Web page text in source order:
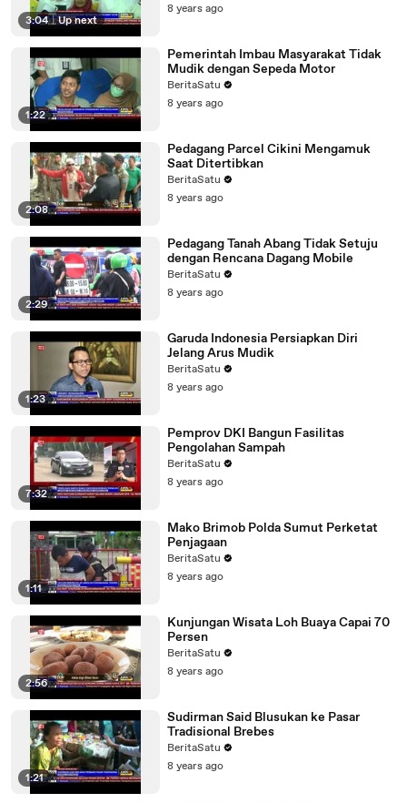
3:04 | Up next
8 years ago
1:22
Pemerintah Imbau Masyarakat Tidak
Mudik dengan Sepeda Motor
BeritaSatu
8 years ago
2:08
Pedagang Parcel Cikini Mengamuk
Saat Ditertibkan
BeritaSatu
8 years ago
2:29
Pedagang Tanah Abang Tidak Setuju
dengan Rencana Dagang Mobile
BeritaSatu
8 years ago
1:23
Garuda Indonesia Persiapkan Diri
Jelang Arus Mudik
BeritaSatu
8 years ago
7:32
Pemprov DKI Bangun Fasilitas
Pengolahan Sampah
BeritaSatu
8 years ago
1:11
Mako Brimob Polda Sumut Perketat
Penjagaan
BeritaSatu
8 years ago
2:56
Kunjungan Wisata Loh Buaya Capai 70
Persen
BeritaSatu
8 years ago
1:21
Sudirman Said Blusukan ke Pasar
Tradisional Brebes
BeritaSatu
8 years ago